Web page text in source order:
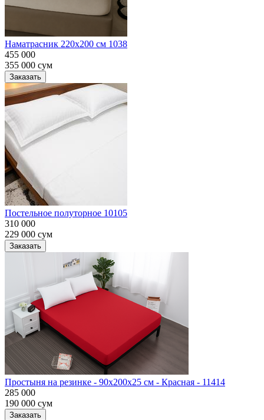
Наматрасник 220х200 см 1038
455 000
355 000 сум
Заказать
Постельное полуторное 10105
310 000
229 000 сум
Заказать
Простыня на резинке - 90x200x25 cм - Красная - 11414
285 000
190 000 сум
Заказать